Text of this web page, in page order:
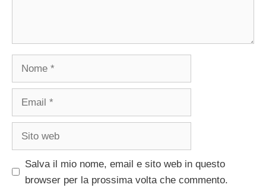
Salva il mio nome, email e sito web in questo
browser per la prossima volta che commento.